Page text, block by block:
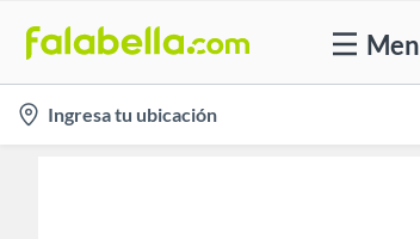
location-
icon
Ingresa tu ubicación